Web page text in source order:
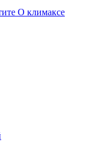
О климаксе